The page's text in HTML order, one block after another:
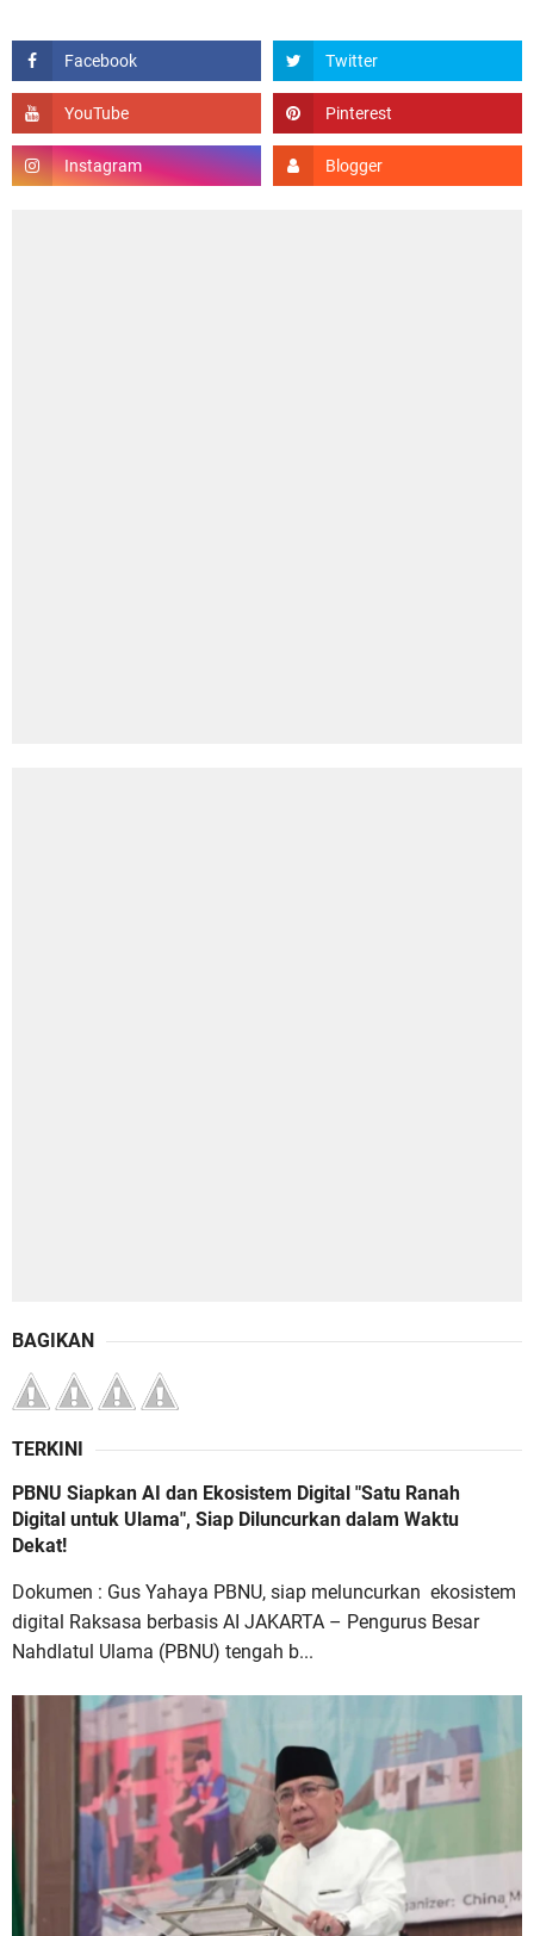
BAGIKAN
TERKINI
PBNU Siapkan AI dan Ekosistem Digital "Satu Ranah
Digital untuk Ulama", Siap Diluncurkan dalam Waktu
Dekat!
Dokumen : Gus Yahaya PBNU, siap meluncurkan ekosistem
digital Raksasa berbasis AI JAKARTA – Pengurus Besar
Nahdlatul Ulama (PBNU) tengah b...